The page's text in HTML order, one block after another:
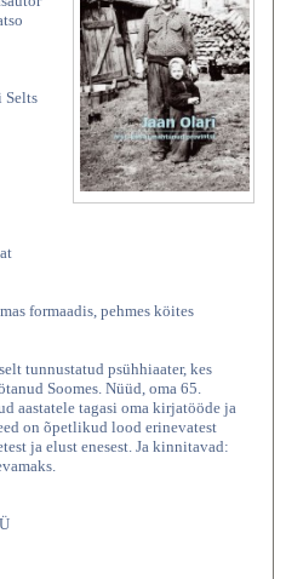
Selts
formaadis, pehmes köites
tunnustatud psühhiaater, kes
Soomes. Nüüd, oma 65.
aastatele tagasi oma kirjatööde ja
on õpetlikud lood erinevatest
ja elust enesest. Ja kinnitavad: